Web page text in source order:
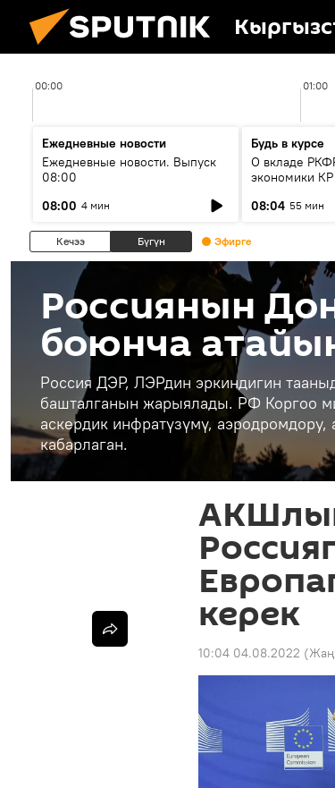
00:00 01:00
Ежедневные новости
Ежедневные новости. Выпуск
08:00
08:00 4 мин
Будь в курсе
О вкладе
экономики
08:04 55 мин
Кечээ Бүгүн Эфирге
Россиянын
боюнча
Россия ДЭР, ЛЭРдин эркиндигин
башталганын жарыялады. РФ Коргоо
аскердик инфратүзүмү,
кабарлаган.
керек
10:04 04.08.2022